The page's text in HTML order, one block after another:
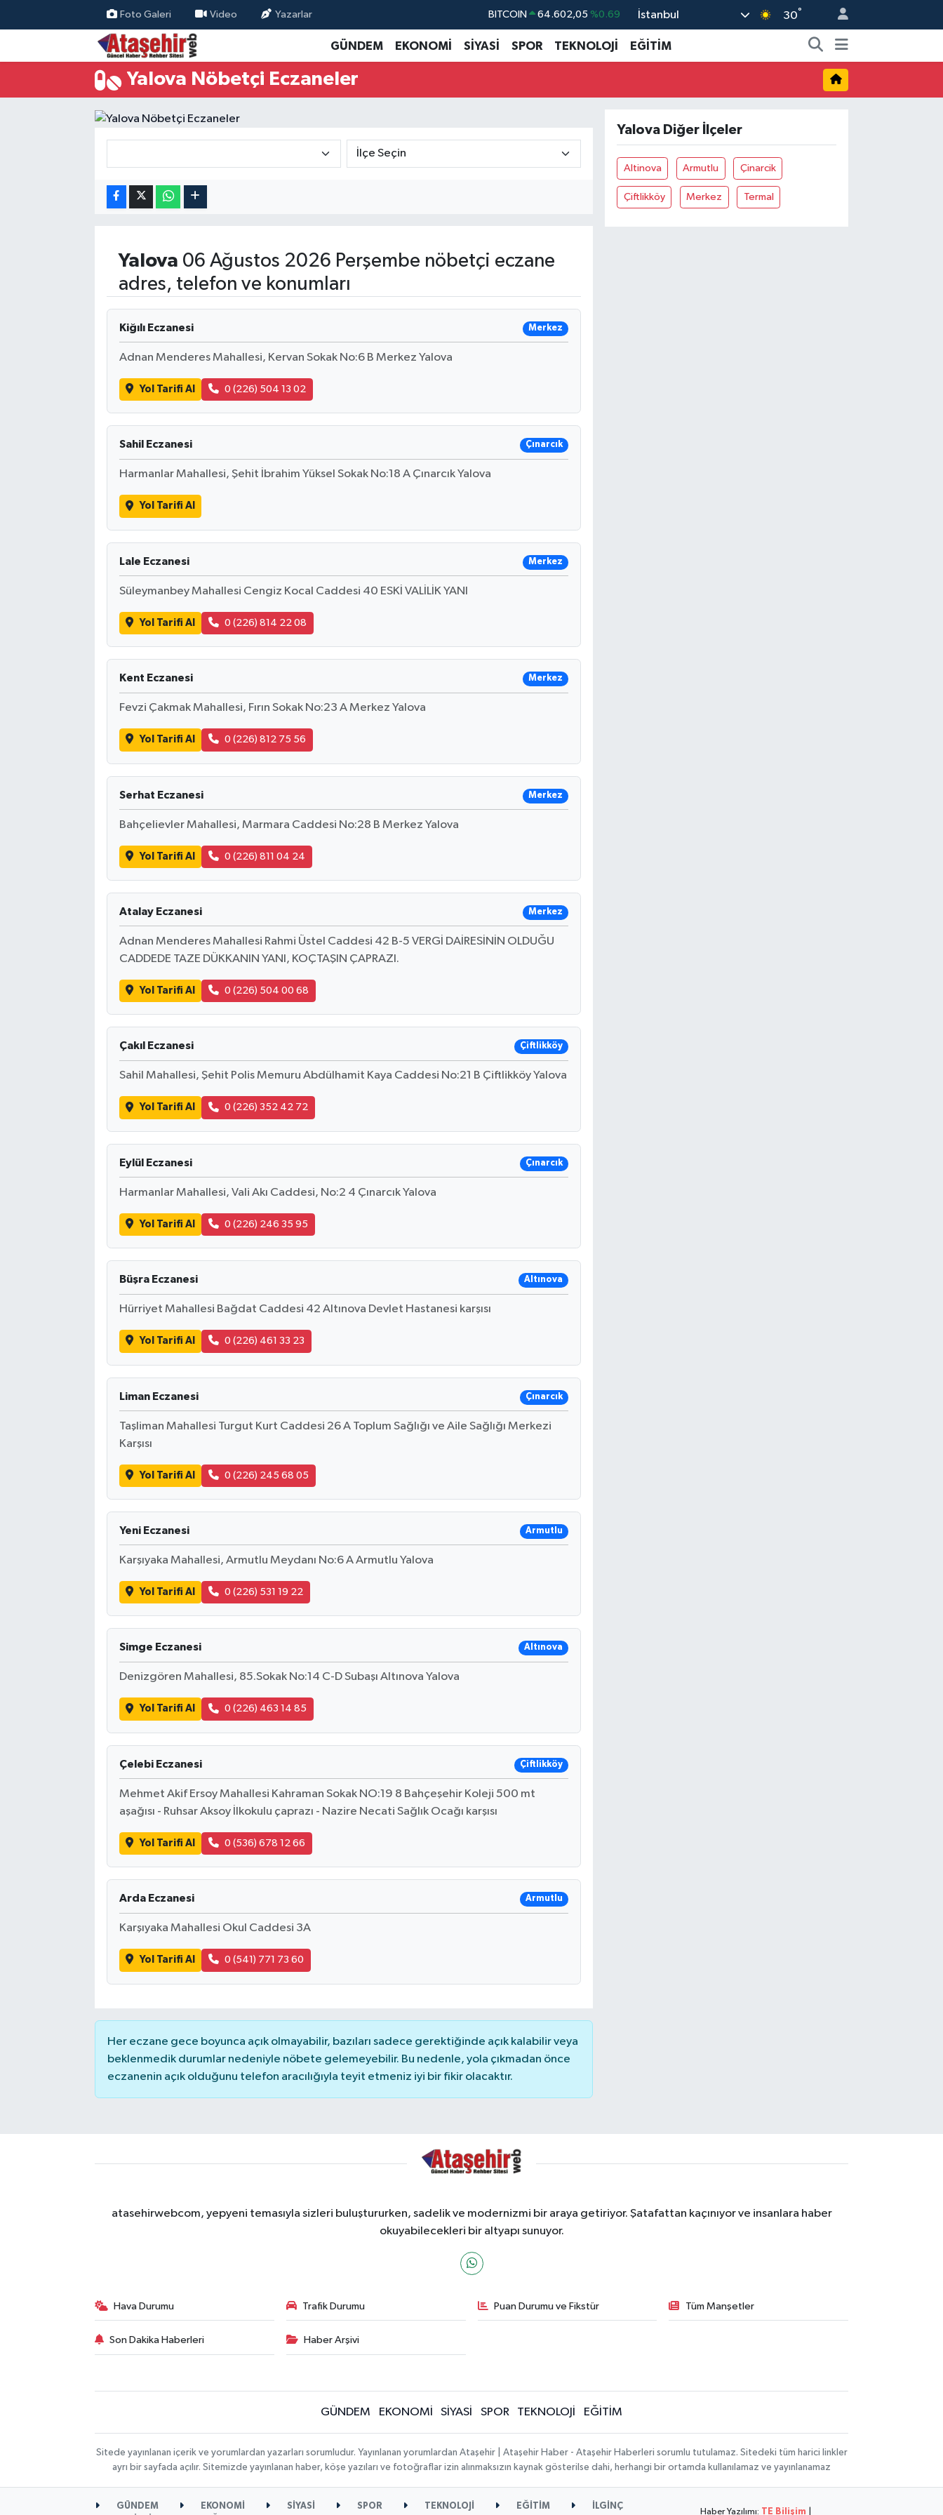
Foto Galeri Video Yazarlar BITCOIN 64.602,05 %0.69
%0.06
EURO 55,0700 %0.1
BİST100 13.768
İstanbul 30°
GÜNDEM EKONOMİ SİYASİ SPOR TEKNOLOJİ EĞİTİM
Yalova Nöbetçi Eczaneler
Yalova 06 Ağustos 2026 Perşembe nöbetçi eczane
adres, telefon ve konumları
Kiğılı Eczanesi Merkez
Adnan Menderes Mahallesi, Kervan Sokak No:6 B Merkez Yalova
Yol Tarifi Al 0 (226) 504 13 02
Sahil Eczanesi Çınarcık
Harmanlar Mahallesi, Şehit İbrahim Yüksel Sokak No:18 A Çınarcık Yalova
Yol Tarifi Al
Lale Eczanesi Merkez
Süleymanbey Mahallesi Cengiz Kocal Caddesi 40 ESKİ VALİLİK YANI
Yol Tarifi Al 0 (226) 814 22 08
Kent Eczanesi Merkez
Fevzi Çakmak Mahallesi, Fırın Sokak No:23 A Merkez Yalova
Yol Tarifi Al 0 (226) 812 75 56
Serhat Eczanesi Merkez
Bahçelievler Mahallesi, Marmara Caddesi No:28 B Merkez Yalova
Yol Tarifi Al 0 (226) 811 04 24
Atalay Eczanesi Merkez
Adnan Menderes Mahallesi Rahmi Üstel Caddesi 42 B-5 VERGİ DAİRESİNİN OLDUĞU
CADDEDE TAZE DÜKKANIN YANI, KOÇTAŞIN ÇAPRAZI.
Yol Tarifi Al 0 (226) 504 00 68
Çakıl Eczanesi Çiftlikköy
Sahil Mahallesi, Şehit Polis Memuru Abdülhamit Kaya Caddesi No:21 B Çiftlikköy Yalova
Yol Tarifi Al 0 (226) 352 42 72
Eylül Eczanesi Çınarcık
Harmanlar Mahallesi, Vali Akı Caddesi, No:2 4 Çınarcık Yalova
Yol Tarifi Al 0 (226) 246 35 95
Büşra Eczanesi Altınova
Hürriyet Mahallesi Bağdat Caddesi 42 Altınova Devlet Hastanesi karşısı
Yol Tarifi Al 0 (226) 461 33 23
Liman Eczanesi Çınarcık
Taşliman Mahallesi Turgut Kurt Caddesi 26 A Toplum Sağlığı ve Aile Sağlığı Merkezi
Karşısı
Yol Tarifi Al 0 (226) 245 68 05
Yeni Eczanesi Armutlu
Karşıyaka Mahallesi, Armutlu Meydanı No:6 A Armutlu Yalova
Yol Tarifi Al 0 (226) 531 19 22
Simge Eczanesi Altınova
Denizgören Mahallesi, 85.Sokak No:14 C-D Subaşı Altınova Yalova
Yol Tarifi Al 0 (226) 463 14 85
Çelebi Eczanesi Çiftlikköy
Mehmet Akif Ersoy Mahallesi Kahraman Sokak NO:19 8 Bahçeşehir Koleji 500 mt
aşağısı - Ruhsar Aksoy İlkokulu çaprazı - Nazire Necati Sağlık Ocağı karşısı
Yol Tarifi Al 0 (536) 678 12 66
Arda Eczanesi Armutlu
Karşıyaka Mahallesi Okul Caddesi 3A
Yol Tarifi Al 0 (541) 771 73 60
Her eczane gece boyunca açık olmayabilir, bazıları sadece gerektiğinde açık kalabilir veya
beklenmedik durumlar nedeniyle nöbete gelemeyebilir. Bu nedenle, yola çıkmadan önce
eczanenin açık olduğunu telefon aracılığıyla teyit etmeniz iyi bir fikir olacaktır.
Yalova Diğer İlçeler
Altinova Armutlu Çinarcik
Çiftlikköy Merkez Termal
atasehirwebcom, yepyeni temasıyla sizleri buluştururken, sadelik ve modernizmi bir araya getiriyor. Şatafattan kaçınıyor ve insanlara haber
okuyabilecekleri bir altyapı sunuyor.
Hava Durumu Trafik Durumu Puan Durumu ve Fikstür Tüm Manşetler
Son Dakika Haberleri Haber Arşivi
GÜNDEM EKONOMİ SİYASİ SPOR TEKNOLOJİ EĞİTİM
Sitede yayınlanan içerik ve yorumlardan yazarları sorumludur. Yayınlanan yorumlardan Ataşehir | Ataşehir Haber - Ataşehir Haberleri sorumlu tutulamaz. Sitedeki tüm harici linkler
ayrı bir sayfada açılır. Sitemizde yayınlanan haber, köşe yazıları ve fotoğraflar izin alınmaksızın kaynak gösterilse dahi, herhangi bir ortamda kullanılamaz ve yayınlanamaz
GÜNDEM EKONOMİ SİYASİ SPOR TEKNOLOJİ EĞİTİM
İLGİNÇ
Haber Yazılımı: TE Bilişim
Hava Durumu
Trafik Durumu
Süper Lig Puan Durumu ve Fikstür
Son Dakika Haberleri